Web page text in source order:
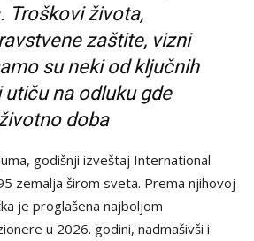
Troškovi života,
zaštite, vizni
su neki od ključnih
na odluku gde
doba
godišnji izveštaj International
zemalja širom sveta. Prema njihovoj
je proglašena najboljom
u 2026. godini, nadmašivši i